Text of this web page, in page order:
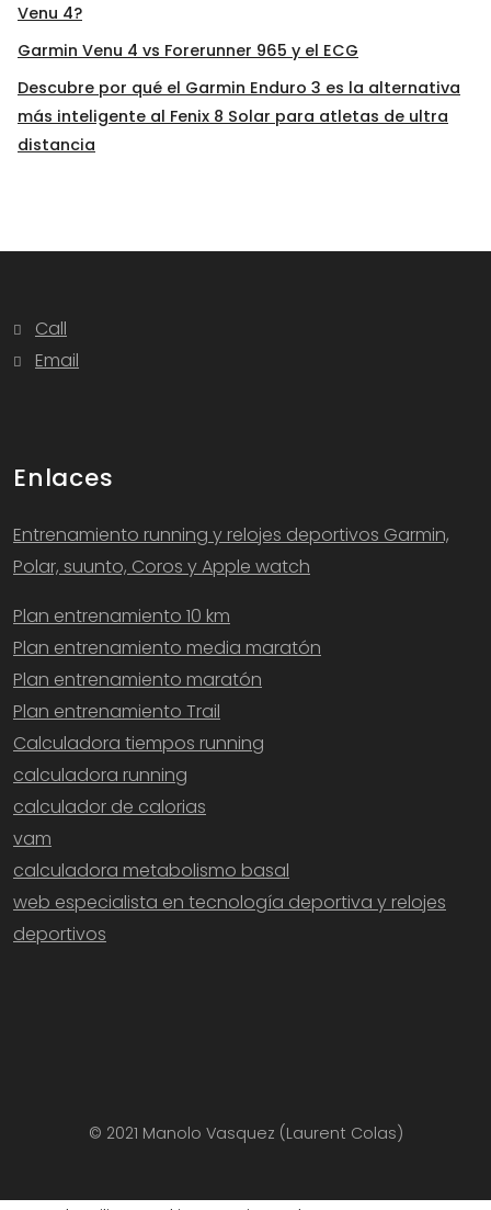
Venu 4?
Garmin Venu 4 vs Forerunner 965 y el ECG
Descubre por qué el Garmin Enduro 3 es la alternativa
más inteligente al Fenix 8 Solar para atletas de ultra
distancia
Call
Email
Enlaces
Entrenamiento running y relojes deportivos Garmin,
Polar, suunto, Coros y Apple watch
Plan entrenamiento 10 km
Plan entrenamiento media maratón
Plan entrenamiento maratón
Plan entrenamiento Trail
Calculadora tiempos running
calculadora running
calculador de calorias
vam
calculadora metabolismo basal
web especialista en tecnología deportiva y relojes
deportivos
© 2021 Manolo Vasquez (Laurent Colas)